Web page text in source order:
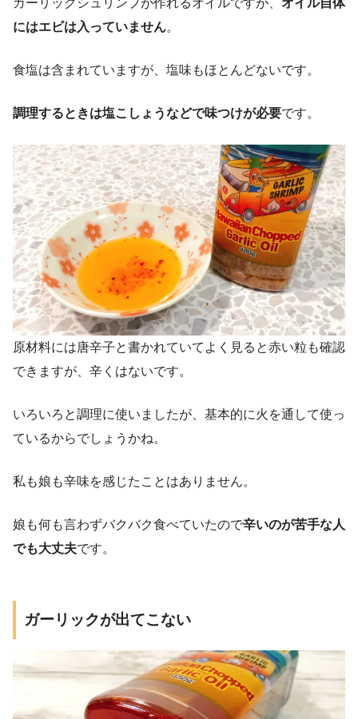
ガーリックシュリンプが作れるオイルですが、 オイル自体
にはエビは入っていません。
食塩は含まれていますが、塩味もほとんどないです。
調理するときは塩こしょうなどで味つけが必要です。
原材料には唐辛子と書かれていてよく見ると赤い粒も確認
できますが、辛くはないです。
いろいろと調理に使いましたが、基本的に火を通して使っ
ているからでしょうかね。
私も娘も辛味を感じたことはありません。
娘も何も言わずバクバク食べていたので辛いのが苦手な人
でも大丈夫です。
ガーリックが出てこない